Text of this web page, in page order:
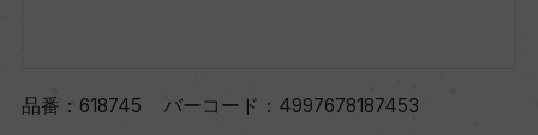
品番： 618745 バーコード： 4997678187453